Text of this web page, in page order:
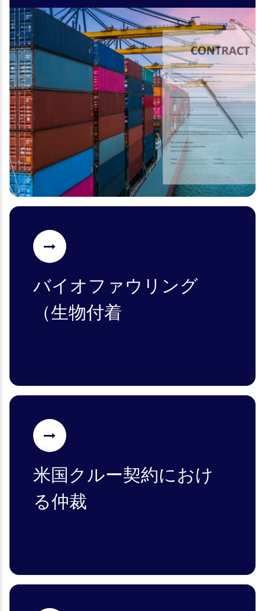
バイオファウリング
（生物付着
米国クルー契約におけ
る仲裁